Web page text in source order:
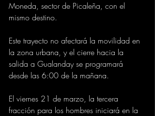
Moneda, sector de Picaleña, con el
mismo destino.
Este trayecto no afectará la movilidad en
la zona urbana, y el cierre hacia la
salida a Gualanday se programará
desde las 6:00 de la mañana.
El viernes 21 de marzo, la tercera
fracción para los hombres iniciará en la